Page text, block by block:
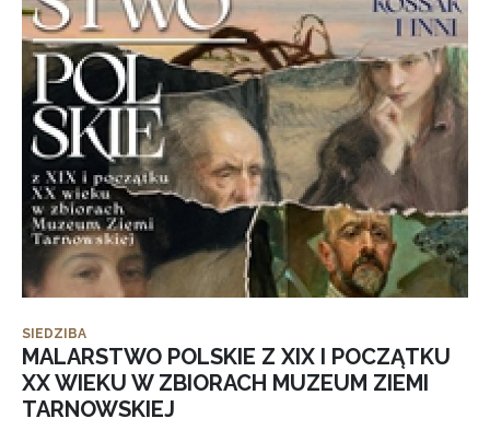
SIEDZIBA
MALARSTWO POLSKIE Z XIX I POCZĄTKU
XX WIEKU W ZBIORACH MUZEUM ZIEMI
TARNOWSKIEJ